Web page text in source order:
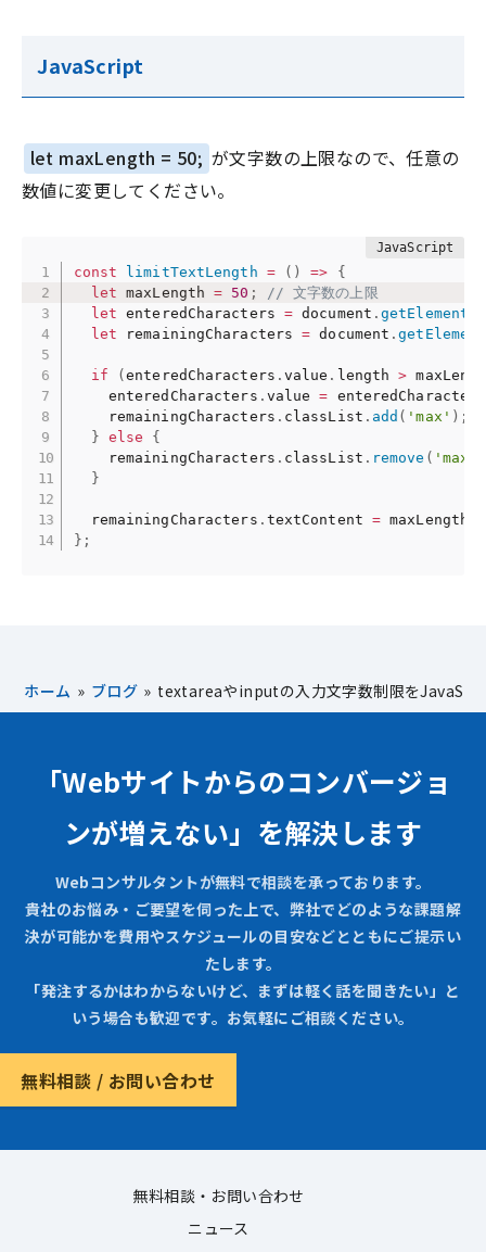
JavaScript
let maxLength = 50; が文字数の上限なので、任意の
数値に変更してください。
const limitTextLength = ( ) =>
{
let maxLength = 50 ;
// 文字数の上限
let enteredCharacters = document .
let remainingCharacters = document .
if (enteredCharacters . value . length >
    enteredCharacters
. value = enteredCharacters
    remainingCharacters
. classList . add ( 'max' ) ;
} else
{
    remainingCharacters
. classList . remove ( 'max'
}
  remainingCharacters
. textContent = maxLength
} ;
ホーム » ブログ » textareaやinputの入力文字数制限を
「Webサイトからのコンバージョ
ンが増えない」を解決します
Webコンサルタントが無料で相談を承っております。
貴社のお悩み・ご要望を伺った上で、弊社でどのような課題解
決が可能かを費用やスケジュールの目安などとともにご提示い
たします。
「発注するかはわからないけど、まずは軽く話を聞きたい」と
いう場合も歓迎です。お気軽にご相談ください。
無料相談 / お問い合わせ
無料相談・お問い合わせ
ニュース